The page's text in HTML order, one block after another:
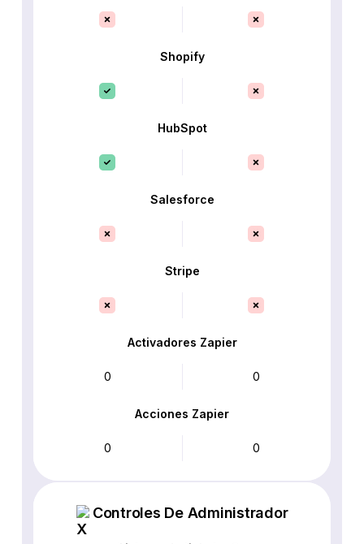
Shopify
HubSpot
Salesforce
Stripe
Activadores Zapier
0 0
Acciones Zapier
0 0
Controles De Administrador